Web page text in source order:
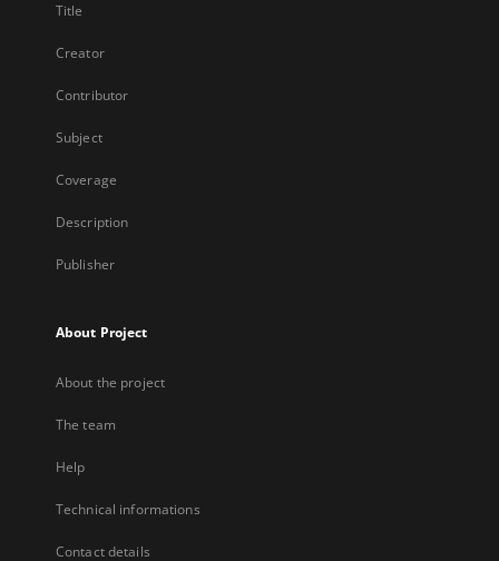
Title
Creator
Contributor
Subject
Coverage
Description
Publisher
About Project
About the project
The team
Help
Technical informations
Contact details